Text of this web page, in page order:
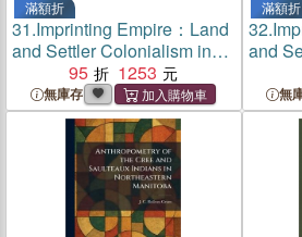
滿額折
31.Imprinting Empire：Land
and Settler Colonialism in
Manitoba Newspapers
95 1253
無庫存
滿額折
32.
and
無